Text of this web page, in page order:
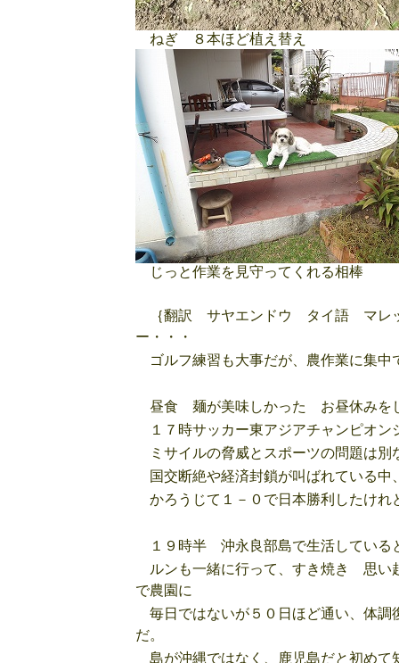
ねぎ ８本ほど植え替え
じっと作業を見守ってくれる相棒
｛翻訳 サヤエンドウ タイ語 マレ
ー・・・
ゴルフ練習も大事だが、農作業に集中
昼食 麺が美味しかった お昼休みをし
１７時サッカー東アジアチャンピオ
ミサイルの脅威とスポーツの問題は別
国交断絶や経済封鎖が叫ばれている中
かろうじて１－０で日本勝利したけれ
１９時半 沖永良部島で生活している
ルンも一緒に行って、すき焼き 思い
で農園に
毎日ではないが５０日ほど通い、体調
だ。
島が沖縄ではなく、鹿児島だと初めて